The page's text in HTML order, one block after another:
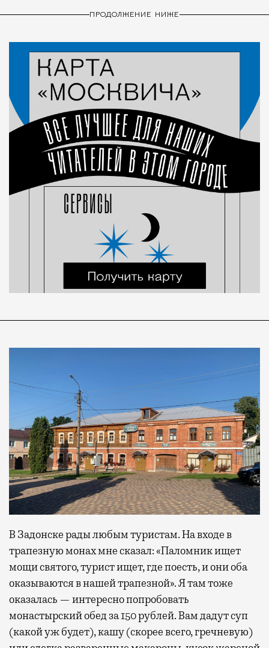
ПРОДОЛЖЕНИЕ НИЖЕ
В Задонске рады любым туристам. На входе в
трапезную монах мне сказал: «Паломник ищет
мощи святого, турист ищет, где поесть, и они оба
оказываются в нашей трапезной». Я там тоже
оказалась — интересно попробовать
монастырский обед за 150 рублей. Вам дадут суп
(какой уж будет), кашу (скорее всего, гречневую)